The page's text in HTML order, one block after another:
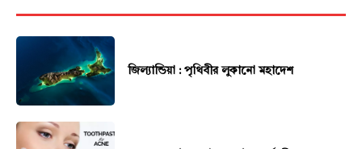
জিল্যান্ডিয়া : পৃথিবীর লুকানো মহাদেশ